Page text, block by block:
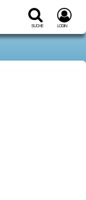
Suche Login